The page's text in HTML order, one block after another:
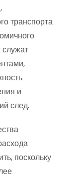
транспорта
и
след.
поскольку